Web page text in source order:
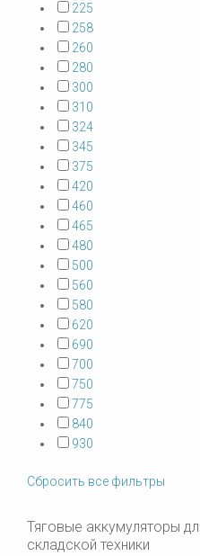
225
258
260
280
300
310
324
345
375
420
460
465
480
500
560
580
620
690
700
750
775
840
930
Сбросить все фильтры
Тяговые аккумуляторы
складской техники